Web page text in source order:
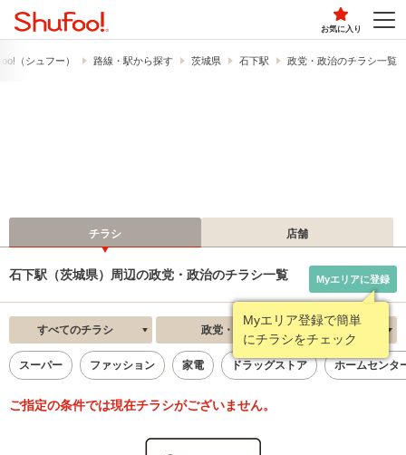
お気に入り
（シュフー） 路線・駅から探す 茨城県 石下駅 政党・政治のチラシ一覧
チラシ 店舗
石下駅（茨城県）周辺の政党・政治のチラシ一覧
Myエリア登録で簡単
にチラシをチェック
Myエリアに登録
すべてのチラシ 政党・政治 新着順
スーパー ファッション 家電 ドラッグストア ホームセンタ
ご指定の条件では現在チラシがございません。